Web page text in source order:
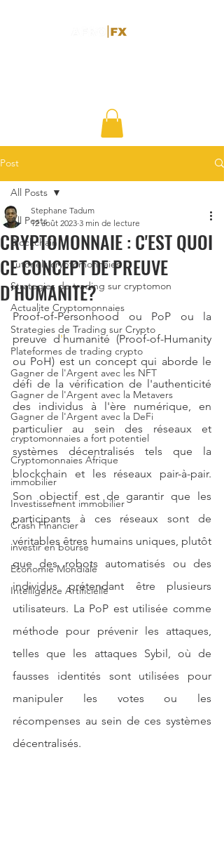
Post
All Posts
Blockchain
Tutoriels cryptomonnaies
Strategies de trading sur cryptomon
Actualite Cryptomonnaies
Strategies de Trading sur Crypto
Plateformes de trading crypto
Gagner de l'Argent avec les NFT
Gagner de l'Argent avec la Metavers
Gagner de l'Argent avec la DeFi
cryptomonnaies a fort potentiel
Cryptomonnaies Afrique
immobilier
Investissement immobilier
Crash Financier
investir en bourse
Economie Mondiale
Intelligence Artificielle
All Posts
CRYPTOMONNAIE : C'EST QUOI
CE CONCEPT DE PREUVE
D’HUMANITE?
Stephane Tadum
12 août 2023 3 min de lecture
Proof-of-Personhood ou PoP ou la
preuve d'humanité (Proof-of-Humanity
ou PoH) est un concept qui aborde le
défi de la vérification de l'authenticité
des individus à l'ère numérique, en
particulier au sein des réseaux et
systèmes décentralisés tels que la
blockchain et les réseaux pair-à-pair.
Son objectif est de garantir que les
participants à ces réseaux sont de
véritables êtres humains uniques, plutôt
que des robots automatisés ou des
individus prétendant être plusieurs
utilisateurs. La PoP est utilisée comme
méthode pour prévenir les attaques,
telles que les attaques Sybil, où de
fausses identités sont utilisées pour
manipuler les votes ou les
récompenses au sein de ces systèmes
décentralisés.